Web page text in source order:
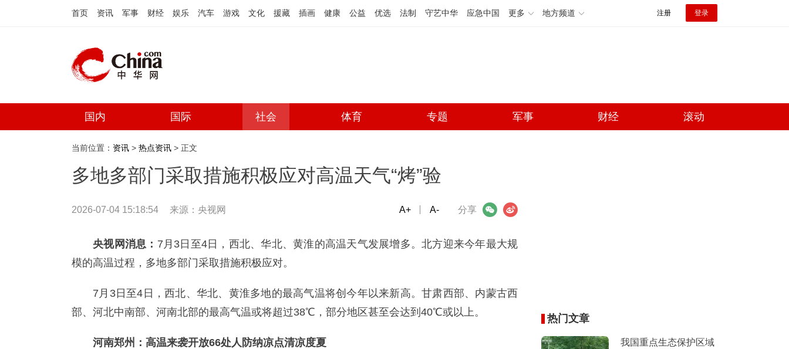
首页 资讯 军事 财经 娱乐 汽车 游戏 文化 援藏 插画 健康 公益 优选 法制 守艺中华 应急中国 更多 地方频道 注册 登录
国内 国际 社会 体育 专题 军事 财经 滚动
当前位置： 资讯 > 热点资讯 > 正文
多地多部门采取措施积极应对高温天气“烤”验
2026-07-04 15:18:54 来源： 央视网 分享
微信 微博
A+ A-
央视网消息： 7月3日至4日，西北、华北、黄淮的高温天气发展增多。北方迎来今年最大规
模的高温过程，多地多部门采取措施积极应对。
7月3日至4日，西北、华北、黄淮多地的最高气温将创今年以来新高。甘肃西部、内蒙古西
部、河北中南部、河南北部的最高气温或将超过38℃，部分地区甚至会达到40℃或以上。
河南郑州：高温来袭开放66处人防纳凉点清凉度夏
热门文章
我国重点生态保护区域